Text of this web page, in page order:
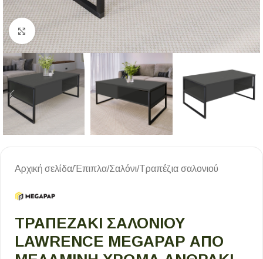
Κλικ για μεγέθυνση
Αρχική σελίδα/Έπιπλα/Σαλόνι/Τραπέζια σαλονιού
ΤΡΑΠΕΖΆΚΙ ΣΑΛΟΝΙΟΎ
LAWRENCE MEGAPAP ΑΠΌ